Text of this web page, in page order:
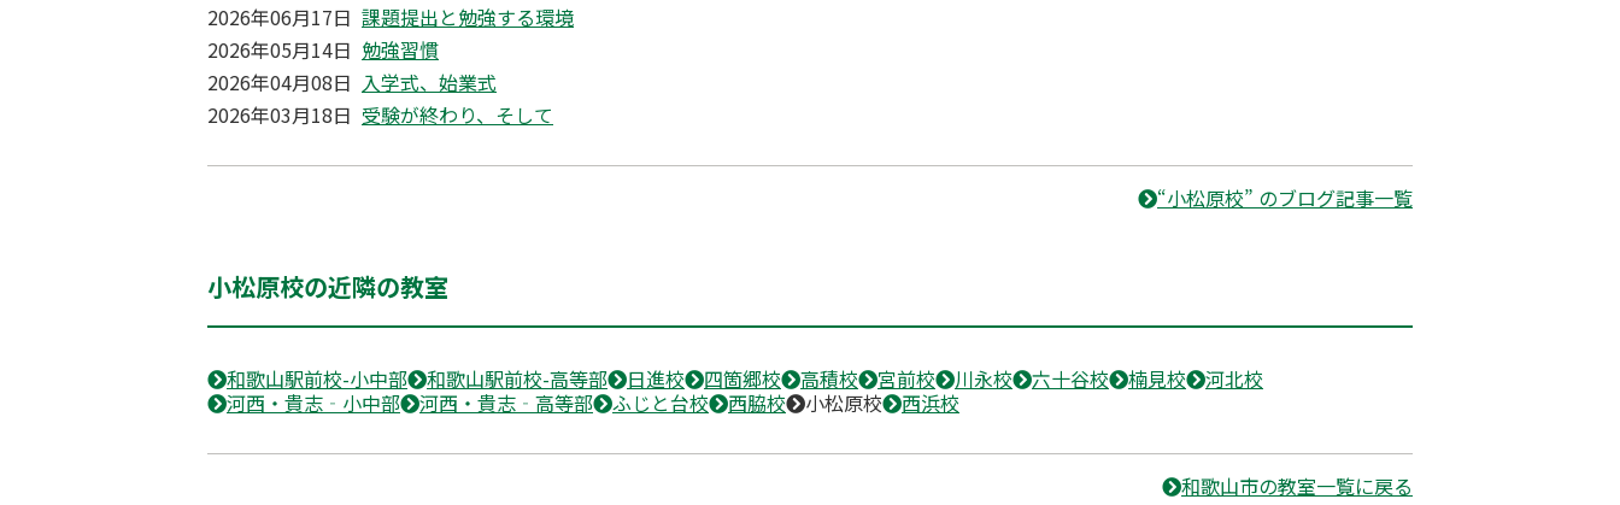
2026年06月17日 課題提出と勉強する環境
2026年05月14日 勉強習慣
2026年04月08日 入学式、始業式
2026年03月18日 受験が終わり、そして
“小松原校” のブログ記事一覧
小松原校の近隣の教室
和歌山駅前校-小中部 和歌山駅前校-高等部 日進校 四箇郷校 高積校 宮前校 川永校 六十谷校 楠見校
河北校
河西・貴志‐小中部
河西・貴志‐高等部 ふじと台校 西脇校 小松原校 西浜校
和歌山市の教室一覧に戻る